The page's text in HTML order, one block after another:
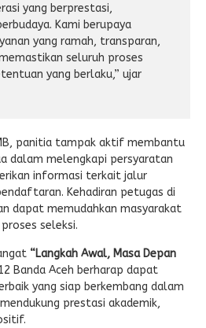
yang berprestasi,
Kami berupaya
yang ramah, transparan,
seluruh proses
yang berlaku,” ujar
panitia tampak aktif membantu
dalam melengkapi persyaratan
informasi terkait jalur
Kehadiran petugas di
dapat memudahkan masyarakat
seleksi.
“Langkah Awal, Masa Depan
Banda Aceh berharap dapat
yang siap berkembang dalam
prestasi akademik,